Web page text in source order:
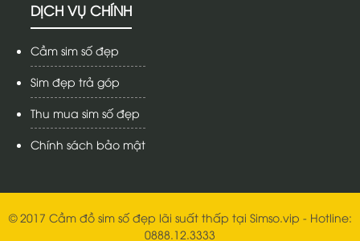
DỊCH VỤ CHÍNH
Cầm sim số đẹp
Sim đẹp trả góp
Thu mua sim số đẹp
Chính sách bảo mật
© 2017 Cầm đồ sim số đẹp lãi suất thấp tại Simso.vip - Hotline:
0888.12.3333